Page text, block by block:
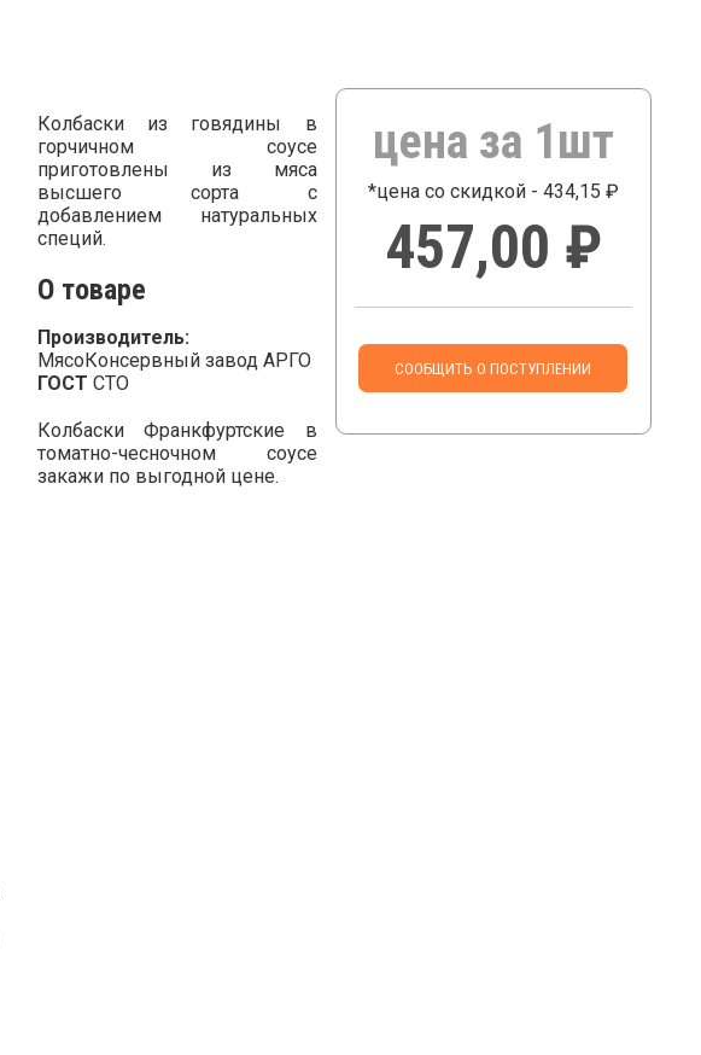
Колбаски из говядины в
горчичном соусе
приготовлены из мяса
высшего сорта с
добавлением натуральных
специй.
О товаре
Производитель:
МясоКонсервный завод АРГО
ГОСТ СТО
Колбаски Франкфуртские в
томатно-чесночном соусе
закажи по выгодной цене.
цена за 1шт
*цена со скидкой - 434,15 ₽
457,00 ₽
СООБЩИТЬ О ПОСТУПЛЕНИИ